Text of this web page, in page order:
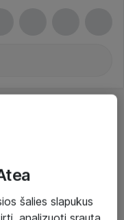
šalies slapukus